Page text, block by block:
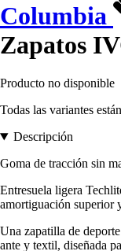
Columbia
Zapatos
Producto no disponible
Todas las variantes
Descripción
Goma de tracción sin
Entresuela ligera
amortiguación superior
Una zapatilla de
ante y textil, diseñada